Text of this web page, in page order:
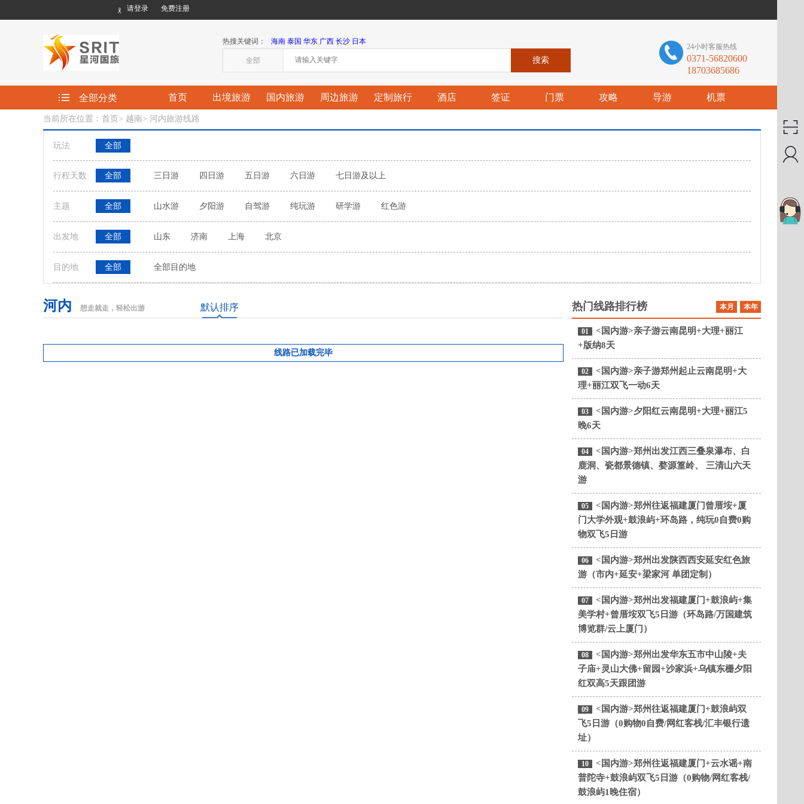
欢迎您来到星河国际旅行社有限责任公司!
请登录 免费注册
热搜关键词： 海南 泰国 华东 广西 长沙 日本
全部
24小时客服热线
0371-56820600
18703685686
全部分类 首页 出境旅游 国内旅游 周边旅游 定制旅行 酒店 签证 门票 攻略 导游 机票
当前所在位置：首页 > 越南> 河内旅游线路
玩法 全部
行程天数 全部 三日游 四日游 五日游 六日游 七日游及以上
主题 全部 山水游 夕阳游 自驾游 纯玩游 研学游 红色游
出发地 全部 山东 济南 上海 北京
目的地 全部 全部目的地
河内 想走就走，轻松出游 默认排序
线路已加载完毕
热门线路排行榜 本月 本年
01
<国内游>亲子游云南昆明+大理+丽江
+版纳8天
02
<国内游>亲子游郑州起止云南昆明+大
理+丽江双飞一动6天
03
<国内游>夕阳红云南昆明+大理+丽江5
晚6天
04
<国内游>郑州出发江西三叠泉瀑布、白
鹿洞、瓷都景德镇、婺源篁岭、 三清山六天
游
05
<国内游>郑州往返福建厦门曾厝垵+厦
门大学外观+鼓浪屿+环岛路，纯玩0自费0购
物双飞5日游
06
<国内游>郑州出发陕西西安延安红色旅
游（市内+延安+梁家河 单团定制）
07
<国内游>郑州出发福建厦门+鼓浪屿+集
美学村+曾厝垵双飞5日游（环岛路/万国建筑
博览群/云上厦门）
08
<国内游>郑州出发华东五市中山陵+夫
子庙+灵山大佛+留园+沙家浜+乌镇东栅夕阳
红双高5天跟团游
09
<国内游>郑州往返福建厦门+鼓浪屿双
飞5日游（0购物0自费/网红客栈/汇丰银行遗
址）
10
<国内游>郑州往返福建厦门+云水谣+南
普陀寺+鼓浪屿双飞5日游（0购物/网红客栈/
鼓浪屿1晚住宿）